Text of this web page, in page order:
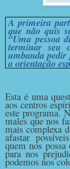
A primeira
que não quis
“Uma pessoa
terminar seu
umbanda pedir
a orientação
Esta é uma
aos centros
este programa.
males que nos
mais complexa
afastar
quem nos
para nos
podemos nos